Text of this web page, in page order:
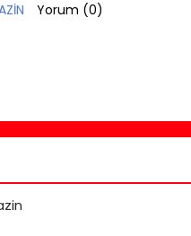
Yorum (0)